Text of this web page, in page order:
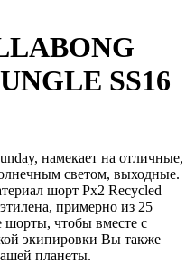
SS16
намекает на отличные,
светом, выходные.
шорт Px2 Recycled
примерно из 25
шорты, чтобы вместе с
экипировки Вы также
планеты.